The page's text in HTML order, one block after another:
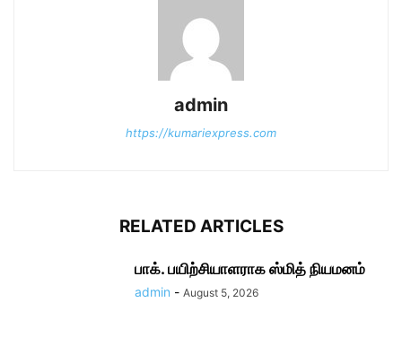
admin
https://kumariexpress.com
RELATED ARTICLES
பாக். பயிற்சியாளராக ஸ்மித் நியமனம்
admin - August 5, 2026